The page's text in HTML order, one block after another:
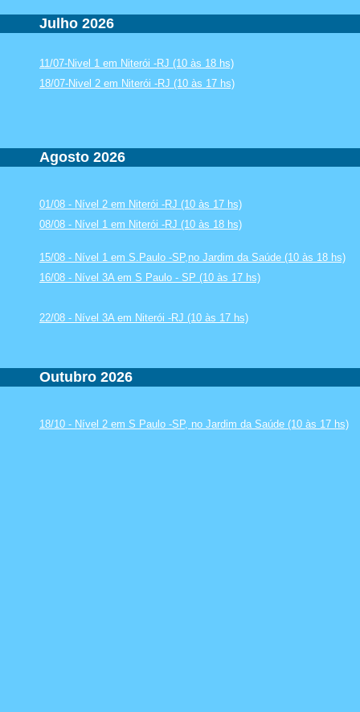
Julho 2026
11/07-Nivel 1 em Niterói -RJ (10 às 18 hs)
18/07-Nivel 2 em Niterói -RJ (10 às 17 hs)
Agosto 2026
01/08 - Nível 2 em Niterói -RJ (10 às 17 hs)
08/08 - Nível 1 em Niterói -RJ (10 às 18 hs)
15/08 - Nível 1 em S.Paulo -SP,no Jardim da Saúde (10 às 18 hs)
16/08 - Nível 3A em S Paulo - SP (10 às 17 hs)
22/08 - Nível 3A em Niterói -RJ (10 às 17 hs)
Outubro 2026
18/10 - Nível 2 em S Paulo -SP, no Jardim da Saúde (10 às 17 hs)